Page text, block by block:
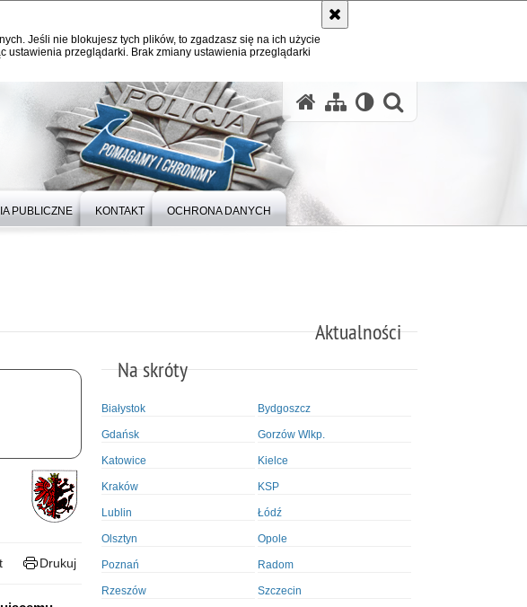
Jeśli nie blokujesz tych plików, to zgadzasz się na ich użycie
ustawienia przeglądarki. Brak zmiany ustawienia przeglądarki
PUBLICZNE KONTAKT OCHRONA DANYCH
Aktualności
Drukuj
Na skróty
Białystok Bydgoszcz
Gdańsk Gorzów Wlkp.
Katowice Kielce
Kraków KSP
Lublin Łódź
Olsztyn Opole
Poznań Radom
Rzeszów Szczecin